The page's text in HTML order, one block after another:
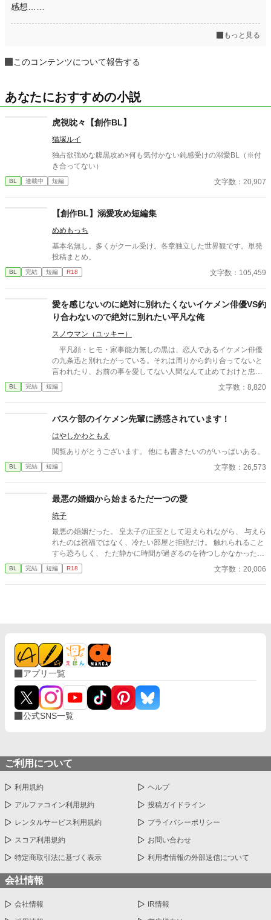
感想……
もっと見る
このコンテンツについて報告する
あなたにおすすめの小説
虎視眈々【創作BL】
猫塚ルイ
独占欲強めな腹黒攻め×何も気付かない鈍感受けの溺愛BL（※付
き合ってない）
BL 連載中 短編 文字数：20,907
【創作BL】溺愛攻め短編集
めめもっち
基本名無し。多くがクール受け。各章独立した世界観です。単発
投稿まとめ。
BL 完結 短編 R18 文字数：105,459
愛を感じないのに絶対に別れたくないイケメン俳優VS釣
り合わないので絶対に別れたい平凡な俺
スノウマン（ユッキー）
平凡顔・ヒモ・家事能力無しの黒は、恋人であるイケメン俳優
の九条迅と別れたがっている。それは周りから釣り合ってないと
言われたり、お前の事を愛してない人間なんて止めておけと忠告
されたからだ。だが何度黒が別れようとしても、迅は首を縦に振
らない。 迅の弟である疾風は、兄は黒の事を特別扱いしてると
BL 完結 短編 文字数：8,820
バスケ部のイケメン先輩に誘惑されています！
はやしかわともえ
閲覧ありがとうございます。 他にも書きたいのがいっぱいある。
BL 完結 短編 文字数：26,573
最悪の婚姻から始まるただ一つの愛
統子
最悪の婚姻だった。 皇太子の正室として迎えられながら、 与えら
れたのは祝福ではなく、冷たい部屋と拒絶だけ。 触れられること
すら恐ろしく、 ただ静かに時間が過ぎるのを待つしかなかった。
けれど—— 差し出された手は、思っていたものとは違っていた。
無理に触れない。 急がない。 ただ、こちらの様子を確かめるよう
い、溺れるような愛の記録。
BL 完結 短編 R18 文字数：20,006
アプリ一覧
公式SNS一覧
ご利用について
利用規約 ヘルプ
アルファコイン利用規約 投稿ガイドライン
レンタルサービス利用規約 プライバシーポリシー
スコア利用規約 お問い合わせ
特定商取引法に基づく表示 利用者情報の外部送信について
会社情報
会社情報 IR情報